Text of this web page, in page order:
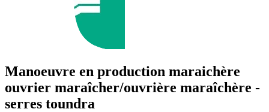
Manoeuvre en production maraichère
ouvrier maraîcher/ouvrière maraîchère -
serres toundra